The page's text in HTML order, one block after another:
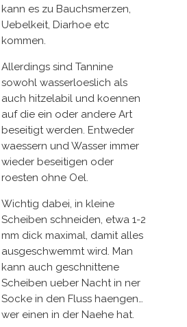
kann es zu Bauchsmerzen,
Uebelkeit, Diarhoe etc
kommen.
Allerdings sind Tannine
sowohl wasserloeslich als
auch hitzelabil und koennen
auf die ein oder andere Art
beseitigt werden. Entweder
waessern und Wasser immer
wieder beseitigen oder
roesten ohne Oel.
Wichtig dabei, in kleine
Scheiben schneiden, etwa 1-2
mm dick maximal, damit alles
ausgeschwemmt wird. Man
kann auch geschnittene
Scheiben ueber Nacht in ner
Socke in den Fluss haengen…
wer einen in der Naehe hat.